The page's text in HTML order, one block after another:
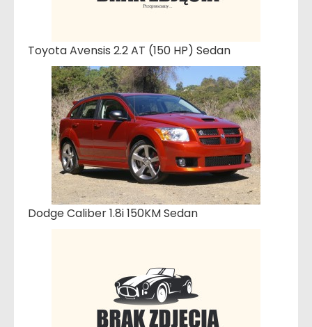
Toyota Avensis 2.2 AT (150 HP) Sedan
Dodge Caliber 1.8i 150KM Sedan